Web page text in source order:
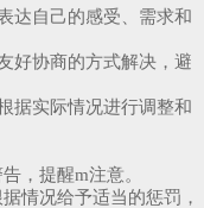
达自己的感受、需求和
好协商的方式解决，避
据实际情况进行调整和
，提醒m注意。
情况给予适当的惩罚，